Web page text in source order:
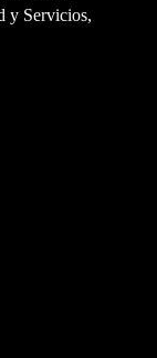
y Servicios,